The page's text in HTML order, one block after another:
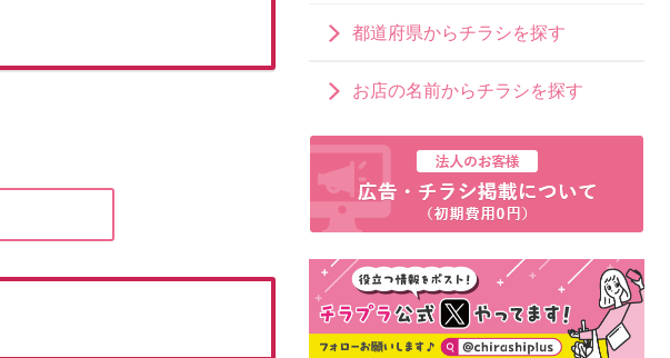
都道府県からチラシを探す
お店の名前からチラシを探す